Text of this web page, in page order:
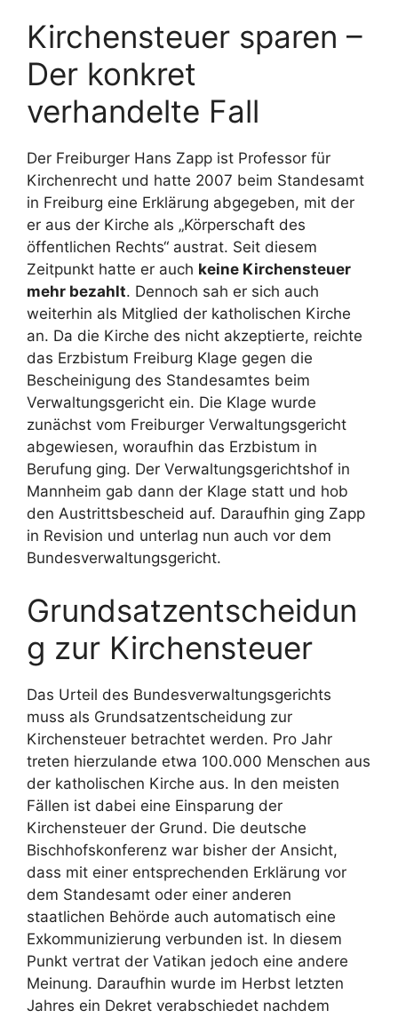
Kirchensteuer sparen –
Der konkret
verhandelte Fall
Der Freiburger Hans Zapp ist Professor für
Kirchenrecht und hatte 2007 beim Standesamt
in Freiburg eine Erklärung abgegeben, mit der
er aus der Kirche als „Körperschaft des
öffentlichen Rechts“ austrat. Seit diesem
Zeitpunkt hatte er auch keine Kirchensteuer
mehr bezahlt. Dennoch sah er sich auch
weiterhin als Mitglied der katholischen Kirche
an. Da die Kirche des nicht akzeptierte, reichte
das Erzbistum Freiburg Klage gegen die
Bescheinigung des Standesamtes beim
Verwaltungsgericht ein. Die Klage wurde
zunächst vom Freiburger Verwaltungsgericht
abgewiesen, woraufhin das Erzbistum in
Berufung ging. Der Verwaltungsgerichtshof in
Mannheim gab dann der Klage statt und hob
den Austrittsbescheid auf. Daraufhin ging Zapp
in Revision und unterlag nun auch vor dem
Bundesverwaltungsgericht.
Grundsatzentscheidun
g zur Kirchensteuer
Das Urteil des Bundesverwaltungsgerichts
muss als Grundsatzentscheidung zur
Kirchensteuer betrachtet werden. Pro Jahr
treten hierzulande etwa 100.000 Menschen aus
der katholischen Kirche aus. In den meisten
Fällen ist dabei eine Einsparung der
Kirchensteuer der Grund. Die deutsche
Bischhofskonferenz war bisher der Ansicht,
dass mit einer entsprechenden Erklärung vor
dem Standesamt oder einer anderen
staatlichen Behörde auch automatisch eine
Exkommunizierung verbunden ist. In diesem
Punkt vertrat der Vatikan jedoch eine andere
Meinung. Daraufhin wurde im Herbst letzten
Jahres ein Dekret verabschiedet nachdem